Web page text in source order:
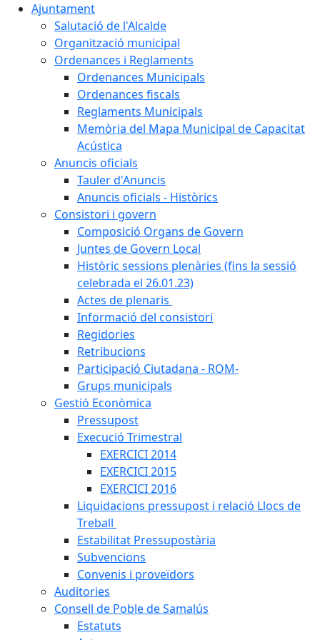
Ajuntament
Salutació de l'Alcalde
Organització municipal
Ordenances i Reglaments
Ordenances Municipals
Ordenances fiscals
Reglaments Municipals
Memòria del Mapa Municipal de Capacitat
Acústica
Anuncis oficials
Tauler d'Anuncis
Anuncis oficials - Històrics
Consistori i govern
Composició Organs de Govern
Juntes de Govern Local
Històric sessions plenàries (fins la sessió
celebrada el 26.01.23)
Actes de plenaris
Informació del consistori
Regidories
Retribucions
Participació Ciutadana - ROM-
Grups municipals
Gestió Econòmica
Pressupost
Execució Trimestral
EXERCICI 2014
EXERCICI 2015
EXERCICI 2016
Liquidacions pressupost i relació Llocs de
Treball
Estabilitat Pressupostària
Subvencions
Convenis i proveïdors
Auditories
Consell de Poble de Samalús
Estatuts